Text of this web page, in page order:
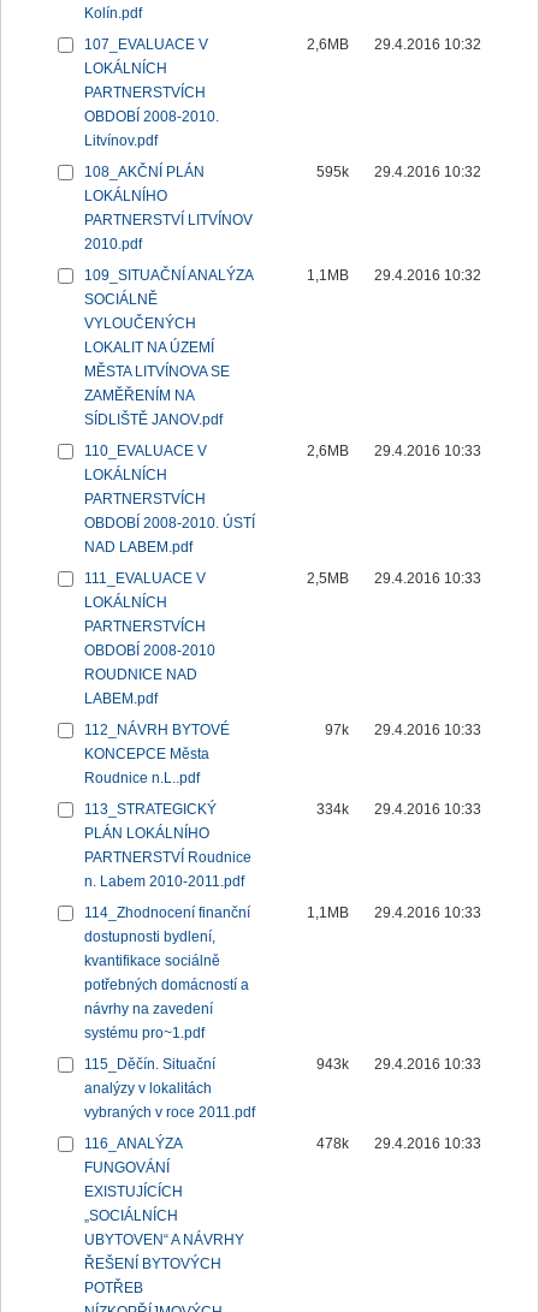
Kolín.pdf
107_EVALUACE V
LOKÁLNÍCH
PARTNERSTVÍCH
OBDOBÍ 2008-2010.
Litvínov.pdf
2,6MB 29.4.2016 10:32
108_AKČNÍ PLÁN
LOKÁLNÍHO
PARTNERSTVÍ LITVÍNOV
2010.pdf
595k 29.4.2016 10:32
109_SITUAČNÍ ANALÝZA
SOCIÁLNĚ
VYLOUČENÝCH
LOKALIT NA ÚZEMÍ
MĚSTA LITVÍNOVA SE
ZAMĚŘENÍM NA
SÍDLIŠTĚ JANOV.pdf
1,1MB 29.4.2016 10:32
110_EVALUACE V
LOKÁLNÍCH
PARTNERSTVÍCH
OBDOBÍ 2008-2010. ÚSTÍ
NAD LABEM.pdf
2,6MB 29.4.2016 10:33
111_EVALUACE V
LOKÁLNÍCH
PARTNERSTVÍCH
OBDOBÍ 2008-2010
ROUDNICE NAD
LABEM.pdf
2,5MB 29.4.2016 10:33
112_NÁVRH BYTOVÉ
KONCEPCE Města
Roudnice n.L..pdf
97k 29.4.2016 10:33
113_STRATEGICKÝ
PLÁN LOKÁLNÍHO
PARTNERSTVÍ Roudnice
n. Labem 2010-2011.pdf
334k 29.4.2016 10:33
114_Zhodnocení finanční
dostupnosti bydlení,
kvantifikace sociálně
potřebných domácností a
návrhy na zavedení
systému pro~1.pdf
1,1MB 29.4.2016 10:33
115_Děčín. Situační
analýzy v lokalitách
vybraných v roce 2011.pdf
943k 29.4.2016 10:33
116_ANALÝZA
FUNGOVÁNÍ
EXISTUJÍCÍCH
„SOCIÁLNÍCH
UBYTOVEN“ A NÁVRHY
ŘEŠENÍ BYTOVÝCH
POTŘEB
478k 29.4.2016 10:33